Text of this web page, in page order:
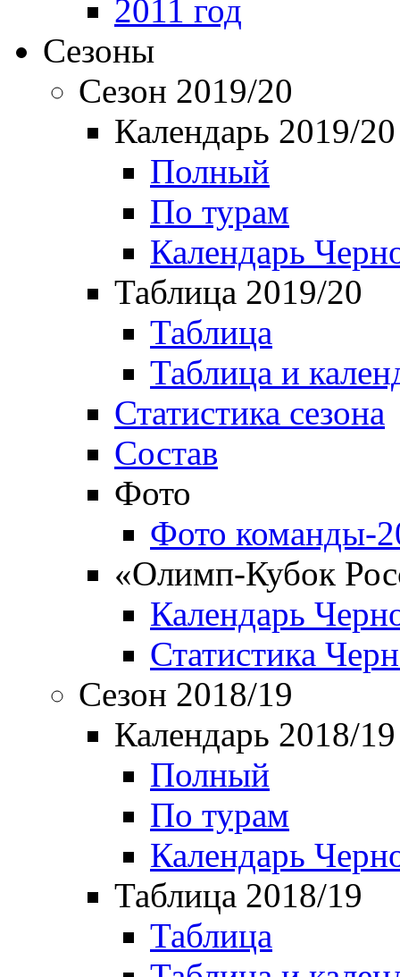
2011 год
Сезоны
Сезон 2019/20
Календарь 2019/20
Полный
По турам
Календарь
Таблица 2019/20
Таблица
Таблица и
Статистика сезона
Состав
Фото
Фото команды-
«Олимп-Кубок
Календарь
Статистика
Сезон 2018/19
Календарь 2018/19
Полный
По турам
Календарь
Таблица 2018/19
Таблица